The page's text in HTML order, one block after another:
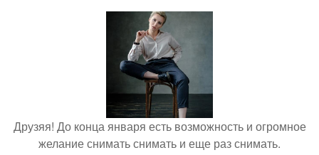
Друзяя! До конца января есть возможность и огромное
желание снимать снимать и еще раз снимать.